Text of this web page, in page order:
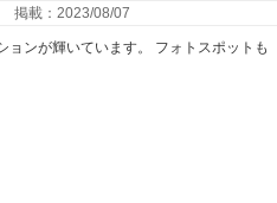
掲載：2023/08/07
ンが輝いています。 フォトスポットも